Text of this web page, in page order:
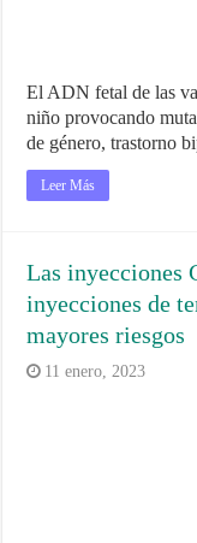
El ADN fetal de las
niño provocando
de género, trastorno
Leer Más
Las inyecciones
inyecciones de
mayores riesgos
11 enero, 2023